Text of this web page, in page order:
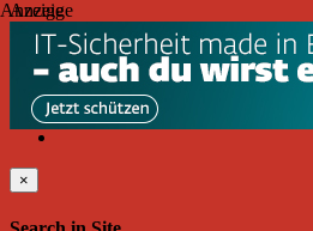
Freitag, August 07, 2026
Friend on Facebook
Search
×
Anzeige
Anzeige